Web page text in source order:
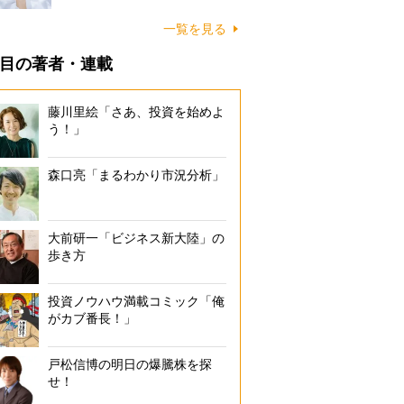
一覧を見る
の著者・連載
藤川里絵「さあ、投資を始めよ
う！」
森口亮「まるわかり市況分析」
大前研一「ビジネス新大陸」の
歩き方
投資ノウハウ満載コミック「俺
がカブ番長！」
戸松信博の明日の爆騰株を探
せ！